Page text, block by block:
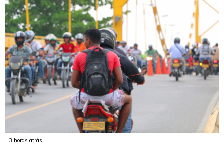
3 horas atrás